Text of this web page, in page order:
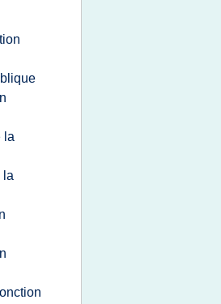
la
la